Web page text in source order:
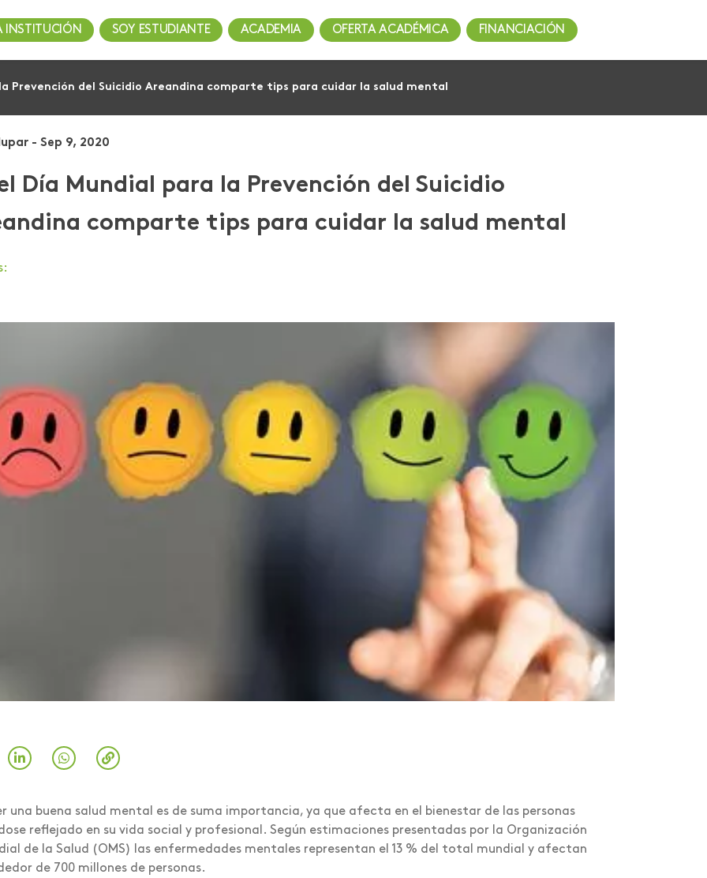
INSTITUCIÓN SOY ESTUDIANTE ACADEMIA OFERTA ACADÉMICA FINANCIACIÓN
Prevención del Suicidio Areandina comparte tips para cuidar la salud mental
- Sep 9, 2020
Día Mundial para la Prevención del Suicidio
comparte tips para cuidar la salud mental
una buena salud mental es de suma importancia, ya que afecta en el bienestar de las personas
reflejado en su vida social y profesional. Según estimaciones presentadas por la Organización
de la Salud (OMS) las enfermedades mentales representan el 13 % del total mundial y afectan
de 700 millones de personas.